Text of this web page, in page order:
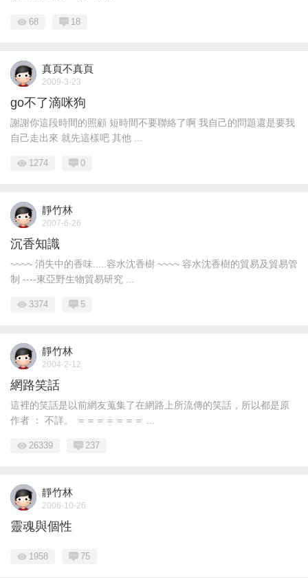
68 18
真頁不真頁
2009-3-23
go不了滴咪狗
謝謝你這段時間的照顧 短時間不要聯絡了啊 我自己的問題還是要我
自己走出來 就先這樣吧 其他 ...
1274 0
靜竹林
2007-6-26
沉香知識
~~~~ 消失中的香味.....容水沈香樹 ~~~~ 容水沈香樹的貿易及貿易管
制 ----東亞野生物貿易研究 ...
3374 5
靜竹林
2004-2-12
網路笑話
這裡的笑話是以前網友蒐集了在網路上所流傳的笑話，所以都是原
作者 ： 不詳。 ＝＝＝＝＝＝＝ ...
26339 237
靜竹林
2006-10-26
靈魂與個性
1958 75